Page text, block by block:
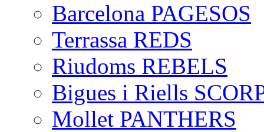
Barcelona PAGESOS
Terrassa REDS
Riudoms REBELS
Bigues i Riells
Mollet PANTHERS